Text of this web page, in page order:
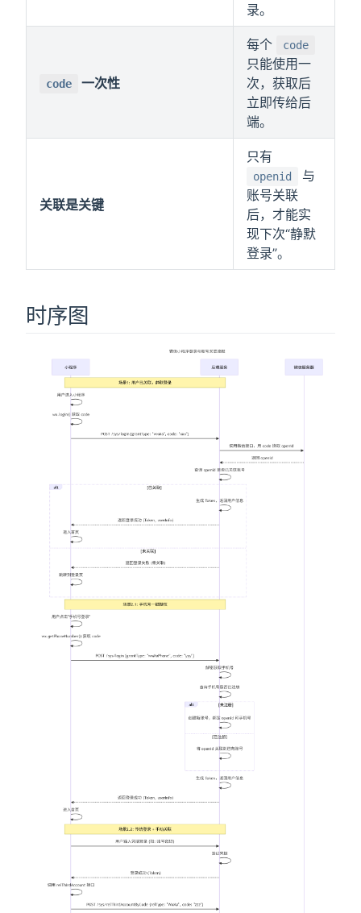
录。
code 一次性
每个 code
只能使用一
次，获取后
立即传给后
端。
关联是关键
只有
openid
与
账号关联
后，才能实
现下次“静默
登录”。
时序图